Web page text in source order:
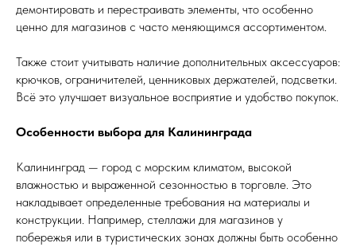
демонтировать и перестраивать элементы, что особенно
ценно для магазинов с часто меняющимся ассортиментом.
Также стоит учитывать наличие дополнительных аксессуаров:
крючков, ограничителей, ценниковых держателей, подсветки.
Всё это улучшает визуальное восприятие и удобство покупок.
Особенности выбора для Калининграда
Калининград — город с морским климатом, высокой
влажностью и выраженной сезонностью в торговле. Это
накладывает определенные требования на материалы и
конструкции. Например, стеллажи для магазинов у
побережья или в туристических зонах должны быть особенно